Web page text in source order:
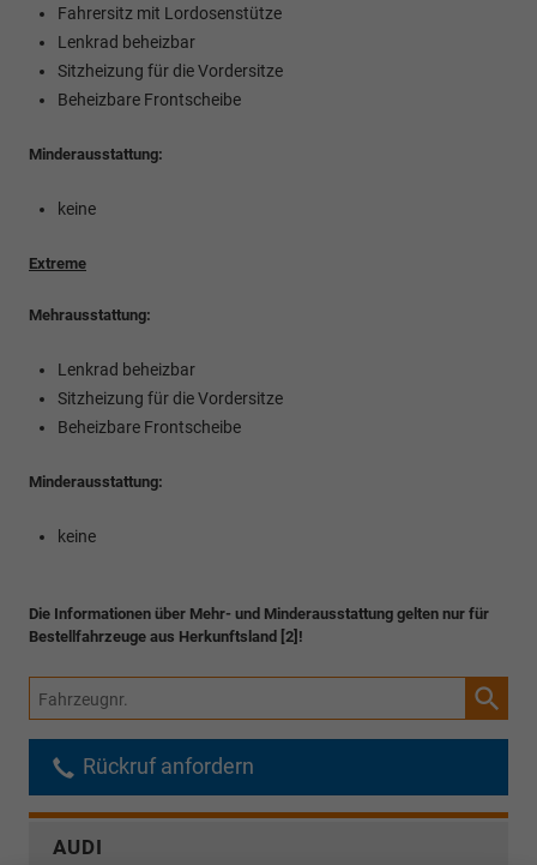
Fahrersitz mit Lordosenstütze
Lenkrad beheizbar
Sitzheizung für die Vordersitze
Beheizbare Frontscheibe
Minderausstattung:
keine
Extreme
Mehrausstattung:
Lenkrad beheizbar
Sitzheizung für die Vordersitze
Beheizbare Frontscheibe
Minderausstattung:
keine
Die Informationen über Mehr- und Minderausstattung gelten nur für
Bestellfahrzeuge aus Herkunftsland [2]!
Fahrzeugnr.
Rückruf anfordern
AUDI